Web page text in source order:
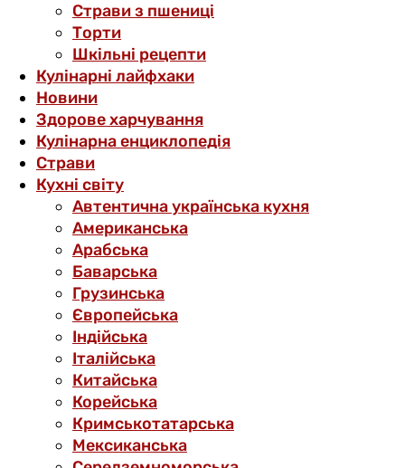
Страви з пшениці
Торти
Шкільні рецепти
Кулінарні лайфхаки
Новини
Здорове харчування
Кулінарна енциклопедія
Страви
Кухні світу
Автентична українська кухня
Американська
Арабська
Баварська
Грузинська
Європейська
Індійська
Італійська
Китайська
Корейська
Кримськотатарська
Мексиканська